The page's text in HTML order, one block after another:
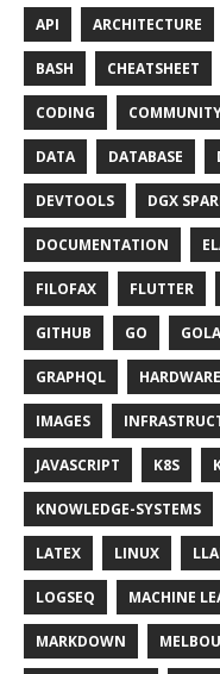
API ARCHITECTURE
BASH CHEATSHEET
CODING
DATA DATABASE
DEVTOOLS DGX
DOCUMENTATION
FILOFAX FLUTTER
GITHUB GO
GRAPHQL HARDWARE
IMAGES
JAVASCRIPT K8S
KNOWLEDGE-SYSTEMS
LATEX LINUX
LOGSEQ MACHINE
MARKDOWN